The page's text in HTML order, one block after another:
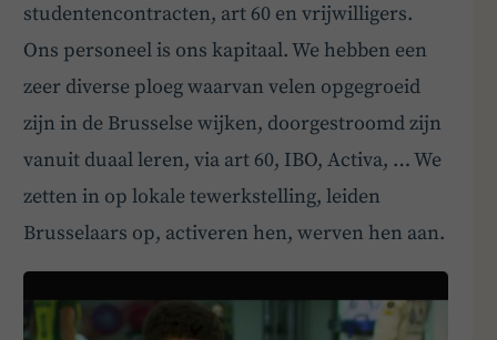
studentencontracten, art 60 en vrijwilligers.
Ons personeel is ons kapitaal. We hebben een
zeer diverse ploeg waarvan velen opgegroeid
zijn in de Brusselse wijken, doorgestroomd zijn
vanuit duaal leren, via art 60, IBO, Activa, … We
zetten in op lokale tewerkstelling, leiden
Brusselaars op, activeren hen, werven hen aan.